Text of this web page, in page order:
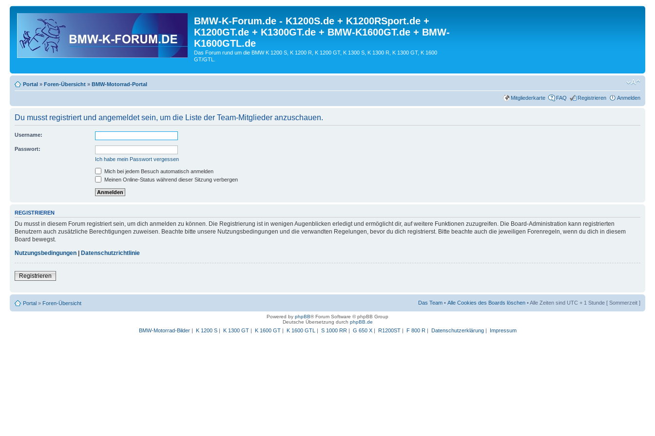
BMW-K-Forum.de - K1200S.de + K1200RSport.de +
K1200GT.de + K1300GT.de + BMW-K1600GT.de + BMW-
K1600GTL.de
Das Forum rund um die BMW K 1200 S, K 1200 R, K 1200 GT, K 1300 S, K 1300 R, K 1300 GT, K 1600
GT/GTL.
Portal » Foren-Übersicht » BMW-Motorrad-Portal
Mitgliederkarte FAQ Registrieren Anmelden
Du musst registriert und angemeldet sein, um die Liste der Team-Mitglieder anzuschauen.
Username:
Passwort:
Ich habe mein Passwort vergessen
Mich bei jedem Besuch automatisch anmelden
Meinen Online-Status während dieser Sitzung verbergen
REGISTRIEREN
Du musst in diesem Forum registriert sein, um dich anmelden zu können. Die Registrierung ist in wenigen Augenblicken erledigt und ermöglicht dir, auf weitere Funktionen zuzugreifen. Die Board-Administration kann registrierten
Benutzern auch zusätzliche Berechtigungen zuweisen. Beachte bitte unsere Nutzungsbedingungen und die verwandten Regelungen, bevor du dich registrierst. Bitte beachte auch die jeweiligen Forenregeln, wenn du dich in diesem
Board bewegst.
Nutzungsbedingungen
Datenschutzrichtlinie
Registrieren
Portal » Foren-Übersicht Das Team • Alle Cookies des Boards löschen • Alle Zeiten sind UTC + 1 Stunde [ Sommerzeit ]
Powered by phpBB® Forum Software © phpBB Group
Deutsche Übersetzung durch phpBB.de
BMW-Motorrad-Bilder| K 1200 S| K 1300 GT| K 1600 GT| K 1600 GTL | S 1000 RR | G 650 X| R1200ST| F 800 R | Datenschutzerklärung| Impressum